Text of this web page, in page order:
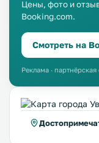
Цены, фото и
Booking.com.
Смотреть на
Реклама · партнёрская